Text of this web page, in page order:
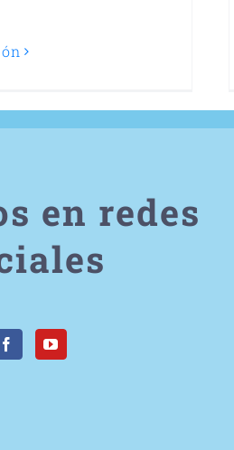
en redes